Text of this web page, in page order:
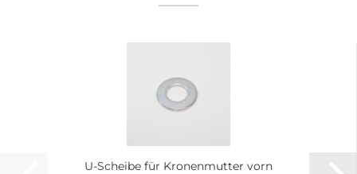
U-Scheibe für Kronenmutter vorn